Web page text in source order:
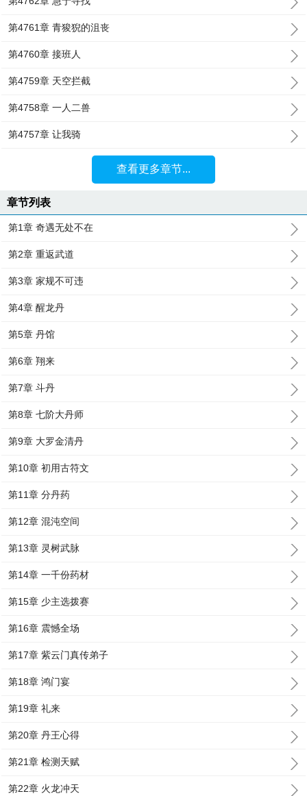
第4761章 青狻猊的沮丧
第4760章 接班人
第4759章 天空拦截
第4758章 一人二兽
第4757章 让我骑
查看更多章节...
章节列表
第1章 奇遇无处不在
第2章 重返武道
第3章 家规不可违
第4章 醒龙丹
第5章 丹馆
第6章 翔来
第7章 斗丹
第8章 七阶大丹师
第9章 大罗金清丹
第10章 初用古符文
第11章 分丹药
第12章 混沌空间
第13章 灵树武脉
第14章 一千份药材
第15章 少主选拨赛
第16章 震憾全场
第17章 紫云门真传弟子
第18章 鸿门宴
第19章 礼来
第20章 丹王心得
第21章 检测天赋
第22章 火龙冲天